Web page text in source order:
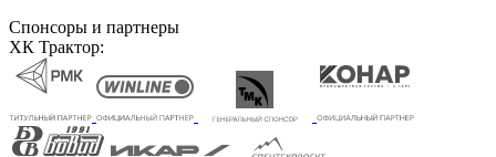
Спонсоры и партнеры
ХК Трактор: